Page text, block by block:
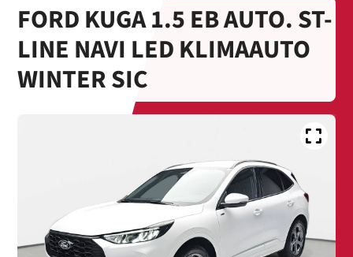
FORD KUGA 1.5 EB AUTO. ST-
LINE NAVI LED KLIMAAUTO
WINTER SIC